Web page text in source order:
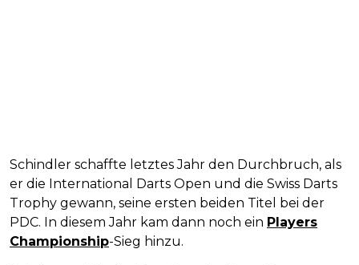
Schindler schaffte letztes Jahr den Durchbruch, als
er die International Darts Open und die Swiss Darts
Trophy gewann, seine ersten beiden Titel bei der
PDC. In diesem Jahr kam dann noch ein Players
Championship-Sieg hinzu.